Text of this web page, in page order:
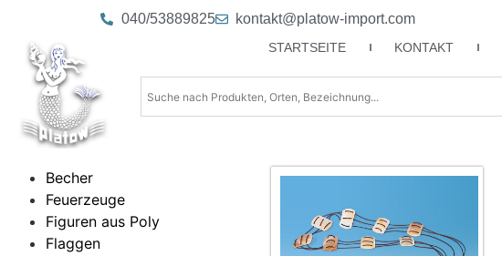
040/53889825 kontakt@platow-import.com
STARTSEITE KONTAKT
Becher
Feuerzeuge
Figuren aus Poly
Flaggen